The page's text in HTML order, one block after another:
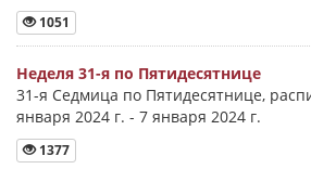
1051
Неделя 31-я по Пятидесятнице
31-я Седмица по Пятидесятнице,
января 2024 г. - 7 января 2024 г.
1377